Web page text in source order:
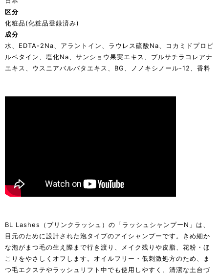
区分
化粧品(化粧品登録済み)
成分
水、EDTA-2Na、アラントイン、ラウレス硫酸Na、コカミドプロピ
ルベタイン、塩化Na、サンショウ果実エキス、プルサチラコレアナ
エキス、ウスニアバルバタエキス、BG、ノノキシノール-12、香料
BL Lashes（ブリンクラッシュ）の「ラッシュシャンプーN」は、
目元のために設計された泡タイプのアイシャンプーです。きめ細か
な泡がまつ毛の生え際まで行き渡り、メイク残りや皮脂、花粉・ほ
こりをやさしくオフします。オイルフリー・低刺激処方のため、ま
つ毛エクステやラッシュリフト中でも使用しやすく、清潔な土台づ